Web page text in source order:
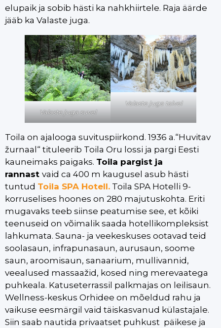
elupaik ja sobib hästi ka nahkhiirtele. Raja äärde
jääb ka Valaste juga.
Valaste juga suvel
Valaste juga talvel
Toila on ajalooga suvituspiirkond. 1936 a.“Huvitav
žurnaal“ tituleerib Toila Oru lossi ja pargi Eesti
kauneimaks paigaks. Toila pargist ja
rannast vaid ca 400 m kaugusel asub hästi
tuntud Toila SPA Hotell. Toila SPA Hotelli 9-
korruselises hoones on 280 majutuskohta. Eriti
mugavaks teeb siinse peatumise see, et kõiki
teenuseid on võimalik saada hotellikompleksist
lahkumata. Sauna- ja veekeskuses ootavad teid
soolasaun, infrapunasaun, aurusaun, soome
saun, aroomisaun, sanaarium, mullivannid,
veealused massaažid, kosed ning merevaatega
puhkeala. Katuseterrassil palkmajas on leilisaun.
Wellness-keskus Orhidee on mõeldud rahu ja
vaikuse eesmärgil vaid täiskasvanud külastajale.
Siin saab nautida privaatset puhkust päikese ja